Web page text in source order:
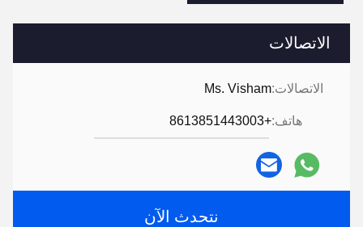
الاتصالات
الاتصالات:Ms. Visham
هاتف:+8613851443003
نتحدث الآن